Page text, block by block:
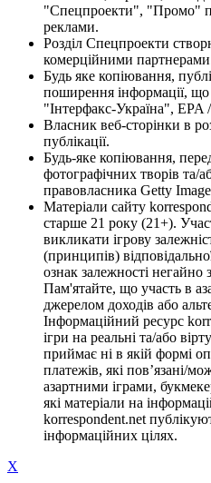
"Спецпроекти", "Промо"
реклами.
Розділ Спецпроекти
комерційними
Будь яке копіювання,
поширення інформації,
"Інтерфакс-Україна", EPA
Власник веб-сторінки в
публікації.
Будь-яке копіювання,
фотографічних творів та/
правовласника Getty
Матеріали сайту
старше 21 року (21+).
викликати ігрову
(принципів)
ознак залежності негайно
Пам'ятайте, що участь в
джерелом доходів або
Інформаційний ресурс
ігри на реальні та/або
приймає ні в якій формі
платежів, які пов’язані/
азартними іграми,
які матеріали на
korrespondent.net
інформаційних цілях.
X